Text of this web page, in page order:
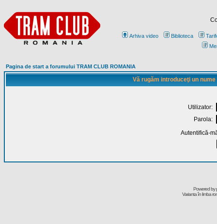
Arhiva video Biblioteca
Pagina de start a forumului TRAM CLUB ROMANIA
Vă rugăm introduceţi un
Utilizator:
Parola:
Autentifică-
Powered by
Varianta în limba